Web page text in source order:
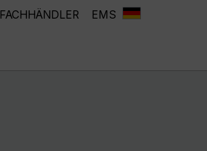
FACHHÄNDLER EMS